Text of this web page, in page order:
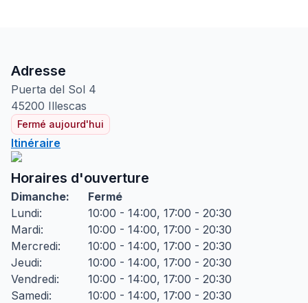
Adresse
Puerta del Sol 4
45200 Illescas
Fermé aujourd'hui
Itinéraire
Horaires d'ouverture
Dimanche:
Fermé
Lundi:
10:00 - 14:00, 17:00 - 20:30
Mardi:
10:00 - 14:00, 17:00 - 20:30
Mercredi:
10:00 - 14:00, 17:00 - 20:30
Jeudi:
10:00 - 14:00, 17:00 - 20:30
Vendredi:
10:00 - 14:00, 17:00 - 20:30
Samedi: 10:00 - 14:00, 17:00 - 20:30